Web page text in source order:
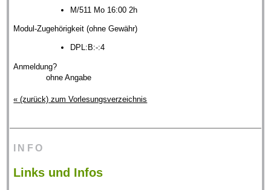
M/511 Mo 16:00 2h
Modul-Zugehörigkeit (ohne Gewähr)
DPL:B:-:4
Anmeldung?
ohne Angabe
« (zurück) zum Vorlesungsverzeichnis
INFO
Links und Infos